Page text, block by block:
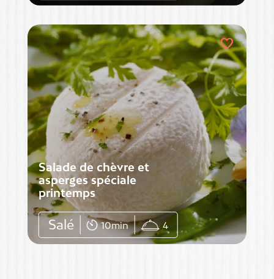
favorite
Salade de chèvre et
asperges spéciale
printemps
Salé 10min 4